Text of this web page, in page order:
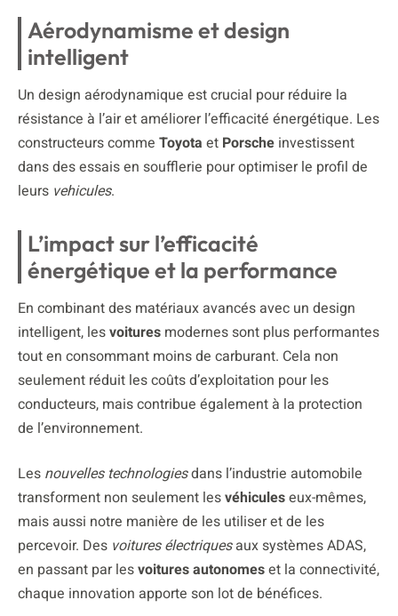
Aérodynamisme et design
intelligent
Un design aérodynamique est crucial pour réduire la
résistance à l’air et améliorer l’efficacité énergétique. Les
constructeurs comme Toyota et Porsche investissent
dans des essais en soufflerie pour optimiser le profil de
leurs vehicules.
L’impact sur l’efficacité
énergétique et la performance
En combinant des matériaux avancés avec un design
intelligent, lesvoitures modernes sont plus performantes
tout en consommant moins de carburant. Cela non
seulement réduit les coûts d’exploitation pour les
conducteurs, mais contribue également à la protection
de l’environnement.
Les nouvelles technologiesdans l’industrie automobile
transforment non seulement lesvéhiculeseux-mêmes,
mais aussi notre manière de les utiliser et de les
percevoir. Des voitures électriquesaux systèmes ADAS,
en passant par lesvoitures autonomeset la connectivité,
chaque innovation apporte son lot de bénéfices.